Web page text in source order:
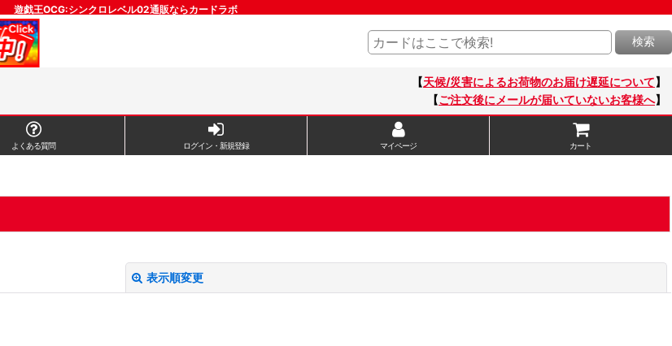
遊戯王OCG:シンクロレベル02通販ならカードラボ
検索
【天候/災害によるお荷物のお届け遅延について】
【ご注文後にメールが届いていないお客様へ】
よくある質問 ログイン・新規登録 マイページ カート
表示順変更